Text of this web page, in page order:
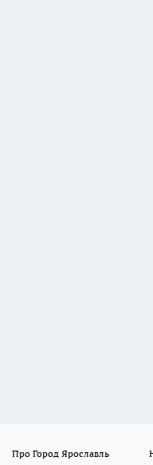
Про Город Ярославль